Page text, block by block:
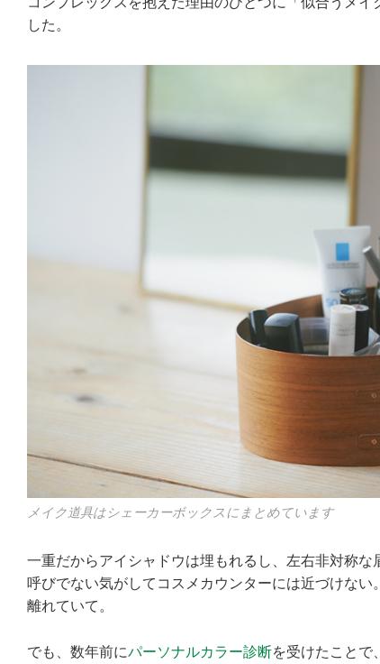
した。
メイク道具はシェーカーボックスにまとめています
一重だからアイシャドウは埋もれるし、左右非対称
呼びでない気がしてコスメカウンターには近づけな
離れていて。
でも、数年前にパーソナルカラー診断を受けたことで